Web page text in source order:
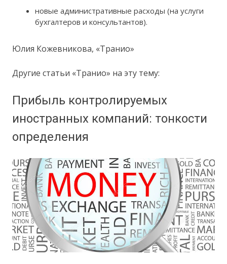
новые административные расходы (на услуги
бухгалтеров и консультантов).
Юлия Кожевникова, «Транио»
Другие статьи «Транио» на эту тему:
Прибыль контролируемых
иностранных компаний: тонкости
определения